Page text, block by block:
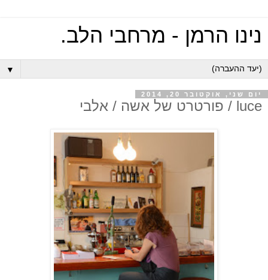
נינו הרמן - מרחבי הלב.
▼
יום שני, אוקטובר 20, 2014
luce / פורטרט של אשה / אלבי